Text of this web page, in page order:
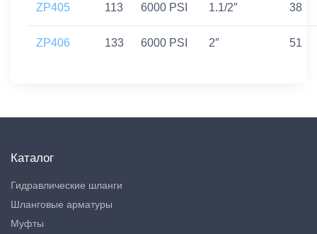
ZP405 113 6000 PSI 1.1/2″ 38
ZP406 133 6000 PSI 2″ 51
Каталог
Гидравлические шланги
Шланговые арматуры
Муфты